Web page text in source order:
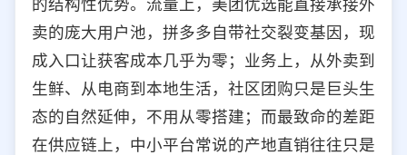
的结构性优势。流量上，美团优选能直接承接外
卖的庞大用户池，拼多多自带社交裂变基因，现
成入口让获客成本几乎为零；业务上，从外卖到
生鲜、从电商到本地生活，社区团购只是巨头生
态的自然延伸，不用从零搭建；而最致命的差距
在供应链上，中小平台常说的产地直销往往只是